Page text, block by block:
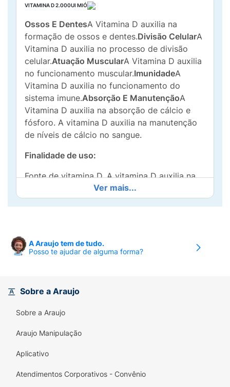
VITAMINA D 2.000UI MIÓ
Ossos E DentesA Vitamina D auxilia na
formação de ossos e dentes.Divisão CelularA
Vitamina D auxilia no processo de divisão
celular.Atuação MuscularA Vitamina D auxilia
no funcionamento muscular.ImunidadeA
Vitamina D auxilia no funcionamento do
sistema imune.Absorção E ManutençãoA
Vitamina D auxilia na absorção de cálcio e
fósforo. A vitamina D auxilia na manutenção
de níveis de cálcio no sangue.
Finalidade de uso:
Fonte de vitamina D. A vitamina D auxilia na
formação de ossos e dentes, na absorção de
cálcio e fósforo e no funcionamento muscular.
cálcio no sangue e no processo de divisão
celular.
energéticoNão contém glúten
Ingredientes:
Vitamina D 2000UI:
purificada,colecalciferol (vitamina D3),
antioxidante dl-alfa-tocoferol.ALÉRGICOS:
Ver mais...
A Araujo tem de tudo.
Posso te ajudar de alguma forma?
Sobre a Araujo
Sobre a Araujo
Araujo Manipulação
Aplicativo
Atendimentos Corporativos - Convênio